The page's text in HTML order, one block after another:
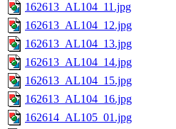
162613_AL104_11.jpg
162613_AL104_12.jpg
162613_AL104_13.jpg
162613_AL104_14.jpg
162613_AL104_15.jpg
162613_AL104_16.jpg
162614_AL105_01.jpg